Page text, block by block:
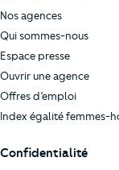
Nos agences
Qui sommes-nous
Espace presse
Ouvrir une agence
Offres d’emploi
Index égalité femmes-
Confidentialité